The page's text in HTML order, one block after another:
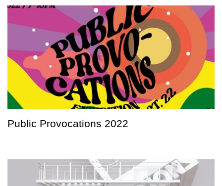
Public Provocations 2022